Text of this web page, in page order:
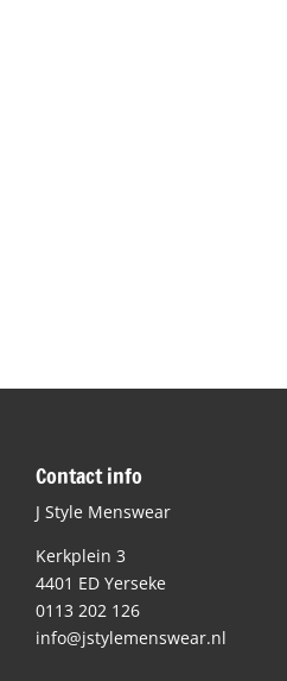
Contact info
J Style Menswear
Kerkplein 3
4401 ED Yerseke
0113 202 126
info@jstylemenswear.nl